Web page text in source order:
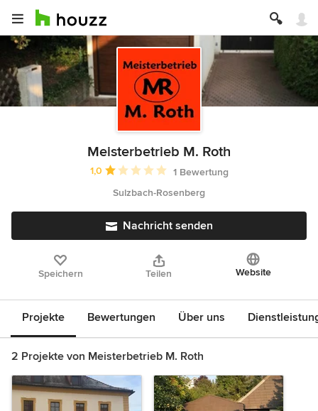
Meisterbetrieb M. Roth
Durchschnittliche Bewertung: 1 von 5 Sternen
1,0
1 Bewertung
Sulzbach-Rosenberg
Nachricht senden
Speichern Teilen Website
Projekte Bewertungen Über uns
2 Projekte von Meisterbetrieb M. Roth